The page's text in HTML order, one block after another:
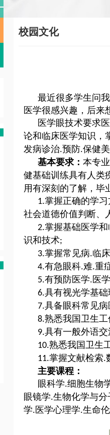
校园文化
最近很多学生问
医学很感兴趣，后来
医学眼技术要求
论和临床医学知识，
发病诊治.预防.保健
基本要求：本专
健基础训练具有人类
用有深刻的了解，毕
1.掌握正确的学
社会道德价值判断、
2.掌握基础医学
识和技术;
3.掌握常见病.临
4.有急眼科.难.重
5.有预防医学. 医
6.具有视光学基
7.具备眼科常见
8.熟悉我国卫生
9.具有一般外语
10.熟悉我国卫生
11.掌握文献检索.
主要课程：
眼科学.细胞⽣物
眼镜学.⽣物化学与分
学. 医学⼼理学.⽣命